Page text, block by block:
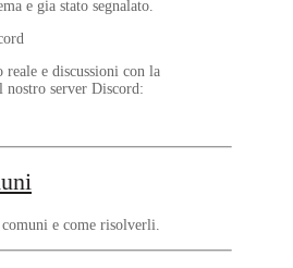
e gia stato segnalato.
reale e discussioni con la
server Discord:
e come risolverli.